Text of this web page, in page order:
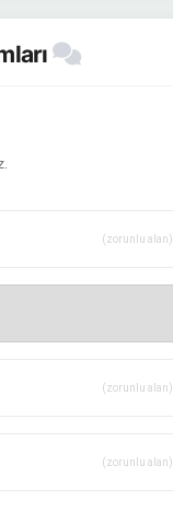
(zorunlu alan)
(zorunlu alan)
(zorunlu alan)